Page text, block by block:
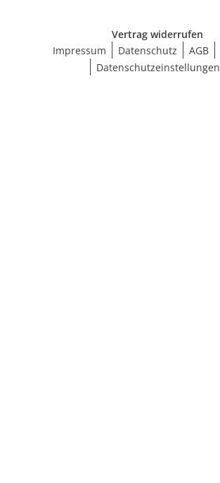
Vertrag widerrufen
Impressum
Datenschutz AGB
Datenschutzeinstellungen